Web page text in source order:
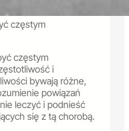
częstym
częstym
i
bywają różne,
powiązań
leczyć i podnieść
się z tą chorobą.